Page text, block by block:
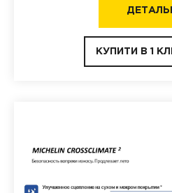
КУПИТИ В 1